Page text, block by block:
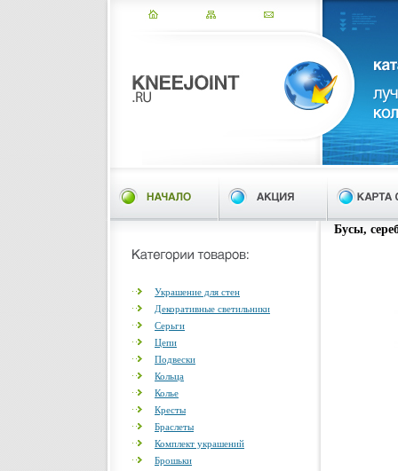
Украшение для стен
Декоративные светильники
Серьги
Цепи
Подвески
Кольца
Колье
Кресты
Браслеты
Комплект украшений
Брошьки
Бусы,